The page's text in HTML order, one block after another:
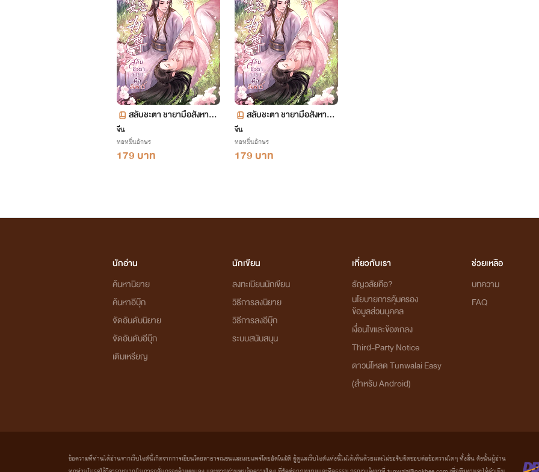
สลับชะตา ชายามือสังหาร เ
จีน
หอหมื่นอักษร
179 บาท
สลับชะตา ชายามือสังหาร เ
จีน
หอหมื่นอักษร
179 บาท
นักอ่าน
ค้นหานิยาย
ค้นหาอีบุ๊ก
จัดอันดับนิยาย
จัดอันดับอีบุ๊ก
เติมเหรียญ
นักเขียน
ลงทะเบียนนักเขียน
วิธีการลงนิยาย
วิธีการลงอีบุ๊ก
ระบบสนับสนุน
เกี่ยวกับเรา
ธัญวลัยคือ?
นโยบายการคุ้มครอง
ข้อมูลส่วนบุคคล
เงื่อนไขและข้อตกลง
Third-Party Notice
ดาวน์โหลด Tunwalai Easy
(สำหรับ Android)
ช่วยเหลือ
บทความ
FAQ
ข้อความที่ท่านได้อ่านจากเว็บไซต์นี้เกิดจากการเขียนโดยสาธารณชนและเผยแพร่โดยอัตโนมัติ ผู้ดูแลเว็บไซต์แห่งนี้ไม่ได้เห็นด้วยและไม่ขอรับผิดชอบต่อข้อความใดๆ ทั้งสิ้น ดังนั้นผู้อ่าน